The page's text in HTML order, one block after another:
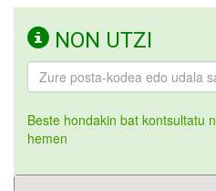
NON UTZI
Beste hondakin bat kontsultatu
hemen